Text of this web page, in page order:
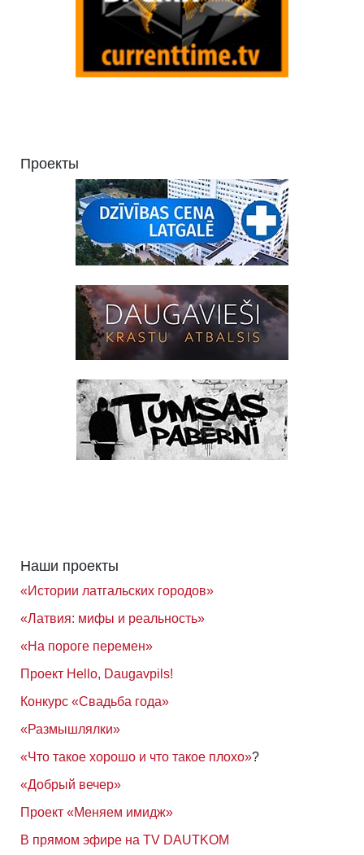
Проекты
Наши проекты
«Истории латгальских городов»
«Латвия: мифы и реальность»
«На пороге перемен»
Проект Hello, Daugavpils!
Конкурс «Свадьба года»
«Размышлялки»
«Что такое хорошо и что такое плохо»?
«Добрый вечер»
Проект «Меняем имидж»
В прямом эфире на TV DAUTKOM